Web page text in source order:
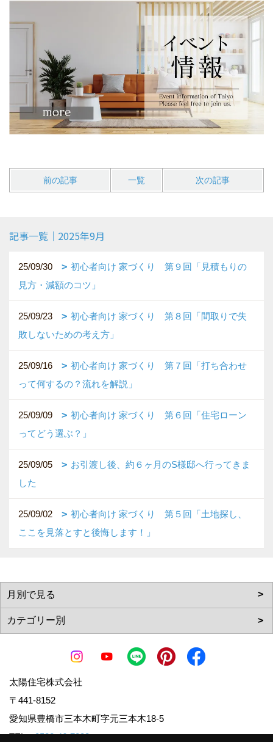
前の記事 一覧 次の記事
記事一覧｜2025年9月
25/09/30
初心者向け 家づくり 第９回「見積もりの
見方・減額のコツ」
25/09/23
初心者向け 家づくり 第８回「間取りで失
敗しないための考え方」
25/09/16
初心者向け 家づくり 第７回「打ち合わせ
って何するの？流れを解説」
25/09/09
初心者向け 家づくり 第６回「住宅ローン
ってどう選ぶ？」
25/09/05
お引渡し後、約６ヶ月のS様邸へ行ってきま
した
25/09/02
初心者向け 家づくり 第５回「土地探し、
ここを見落とすと後悔します！」
太陽住宅株式会社
〒441-8152
愛知県豊橋市三本木町字元三本木18-5
TEL：0532-46-7833